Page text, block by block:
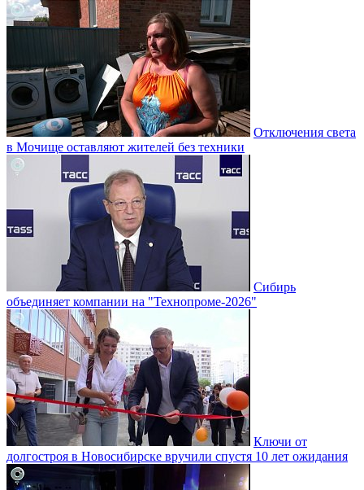
Отключения света
в Мочище оставляют жителей без техники
Сибирь
объединяет компании на "Технопроме-2026"
Ключи от
долгостроя в Новосибирске вручили спустя 10 лет ожидания